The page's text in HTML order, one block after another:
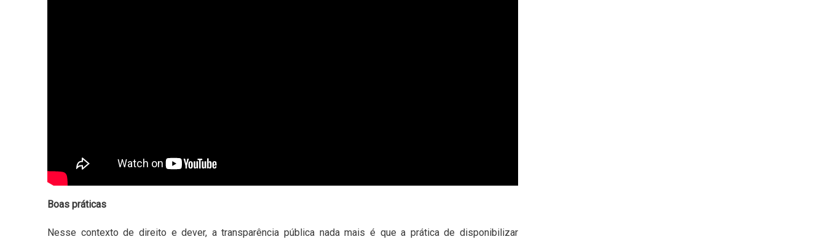
Boas práticas
Nesse contexto de direito e dever, a transparência pública nada mais é que a prática de disponibilizar